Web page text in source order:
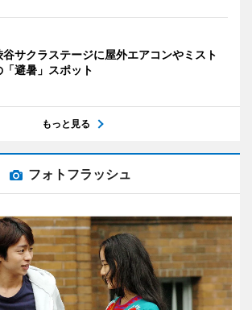
谷サクラステージに屋外エアコンやミスト
「避暑」スポット
もっと見る
フォトフラッシュ